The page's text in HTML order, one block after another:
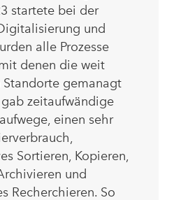
startete bei der
und
alle Prozesse
denen die weit
Standorte gemanagt
zeitaufwändige
einen sehr
Sortieren, Kopieren,
und
Recherchieren. So